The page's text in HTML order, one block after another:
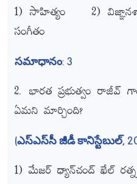
1) సాహిత్యం 2)
సంగీతం
సమాధానం: 3
2. భారత ప్రభుత్వం రాజీవ్‌
ఏమని మార్చింది?
(ఎస్‌ఎస్‌సీ జీడీ కానిస్టేబుల్,
1) మేజర్‌ ధ్యాన్‌చంద్‌ ఖేల్‌ రత్న